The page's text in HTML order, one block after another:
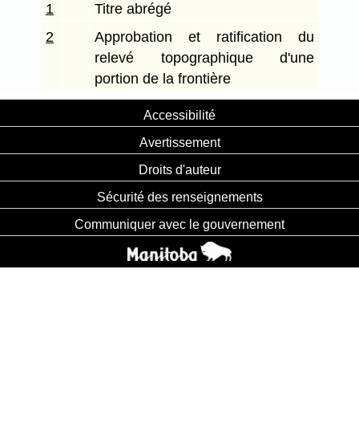
1
Titre abrégé
2
Approbation et ratification du
relevé topographique d'une
portion de la frontière
Accessibilité
Avertissement
Droits d'auteur
Sécurité des renseignements
Communiquer avec le gouvernement